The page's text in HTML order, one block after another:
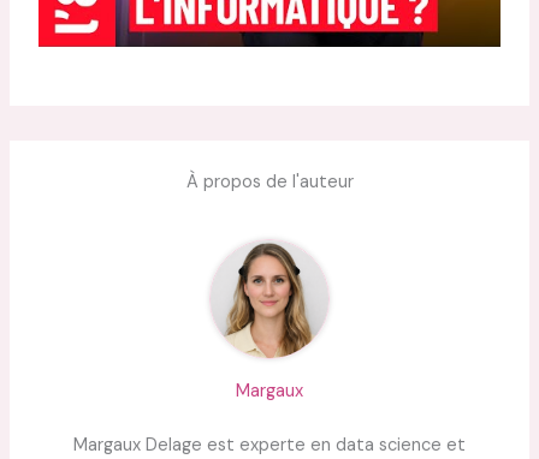
À propos de l'auteur
Margaux
Margaux Delage est experte en data science et